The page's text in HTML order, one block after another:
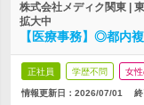
株式会社メディク関東 |
拡大中
【医療事務】◎都内
正社員 学歴不問 女
情報更新日：2026/07/01 終